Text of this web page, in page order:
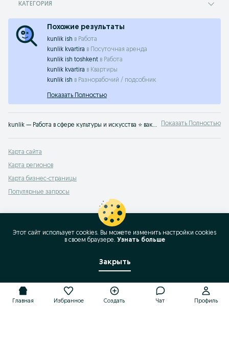
КАТЕГОРИЯ
Похожие результаты
kunlik ish в Работа
kunlik kvartira в
Посуточная аренда
kunlik ish toshkent в Работа
kunlik kvartira в Квартиры
kunlik ish в Разнорабочий / подсобник
Показать Полностью
kunlik — Работа в сфере культуры и искусства ⭐ вакансии для творческих специалистов ⚡ выгодные условия ✔️ предложения от прямых работодателей по всему Узбекистану на OLX.uz Показать Полностью
Карта сайта
Карта регионов
Карта бизнес-страницы
Популярные запросы
Главная Избранное Создать Чат Профиль
Этот сайт использует cookies. Вы можете изменить настройки cookies
в своeм браузере. Узнать больше
Закрыть